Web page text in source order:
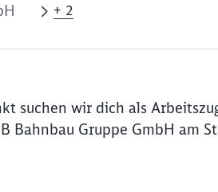
+ 2
suchen wir dich als
Bahnbau Gruppe GmbH am